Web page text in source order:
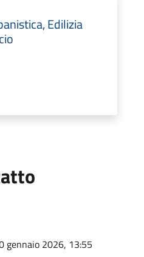
Edilizia
gennaio 2026, 13:55